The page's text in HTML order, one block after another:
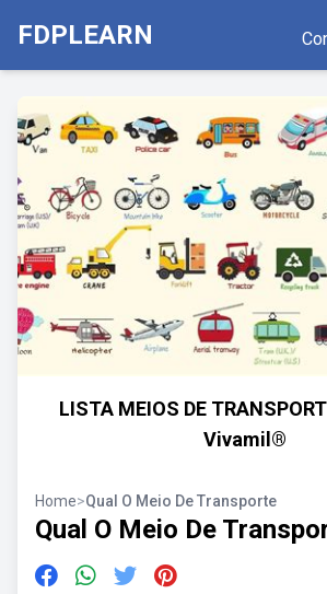
FDPLEARN
LISTA MEIOS DE
Vivamil®
Home>Qual O Meio De Transporte
Qual O Meio De